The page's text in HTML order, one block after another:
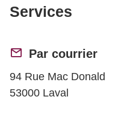
Services
Par courrier
94 Rue Mac Donald
53000 Laval